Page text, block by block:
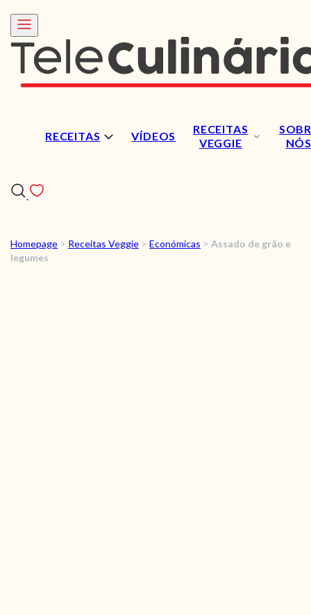
RECEITAS VÍDEOS
RECEITAS
VEGGIE
NÓS
RECEITAS
Homepage > Receitas Veggie > Económicas > Assado de grão e
legumes